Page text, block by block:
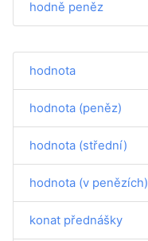
hodně peněz
hodnota
hodnota (peněz)
hodnota (střední)
hodnota (v penězích)
konat přednášky